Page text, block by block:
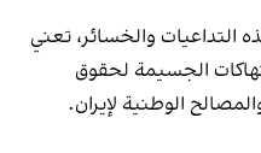
التداعيات والخسائر، تعني
الجسيمة لحقوق
الوطنية لإيران.